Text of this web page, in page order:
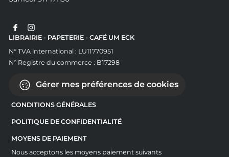
LIBRAIRIE - PAPETERIE - CAFÉ UM ECK
N° TVA international : LU11770951
N° Registre du commerce : B17298
Gérer mes préférences de cookies
CONDITIONS GÉNÉRALES
POLITIQUE DE CONFIDENTIALITÉ
MOYENS DE PAIEMENT
Nous acceptons les moyens paiement suivants